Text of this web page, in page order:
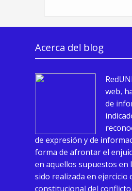
Acerca del blog
web,
de
de expresión y de
forma de afrontar el
en aquellos supuestos en
sido realizada en ejercicio
constitucional del